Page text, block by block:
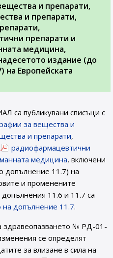
и препарати,
и препарати,
препарати и
медицина,
издание (до
на Европейската
са публикувани списъци с
за вещества и
и препарати,
радиофармацевтични
медицина, включени
допълнение 11.7) на
и променените
11.6 и 11.7 са
допълнение 11.7.
здравеопазването № РД-01-
се определят
за влизане в сила на